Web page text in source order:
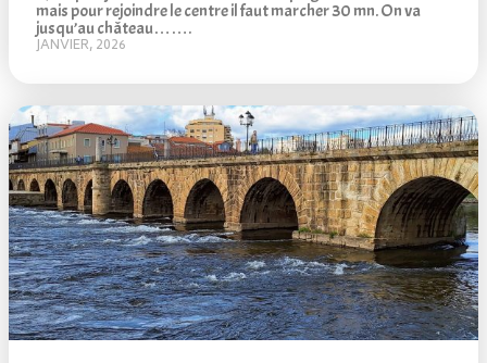
mais pour rejoindre le centre il faut marcher 30 mn. On va
jusqu’au château…….
JANVIER, 2026